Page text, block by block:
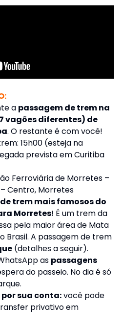
a passagem de trem na
vagões diferentes) de
. O restante é com você!
15h00 (esteja na
prevista em Curitiba
Ferroviária de Morretes –
– Centro, Morretes
trem mais famosos do
Morretes! É um trem da
pela maior área de Mata
Brasil. A passagem de trem
(detalhes a seguir).
as passagens
do passeio. No dia é só
sua conta:você pode
privativo em